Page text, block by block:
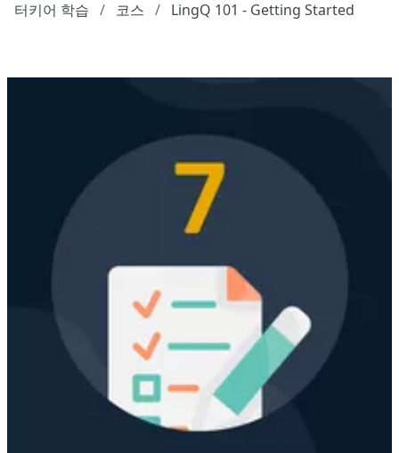
터키어 학습 코스 LingQ 101 - Getting Started